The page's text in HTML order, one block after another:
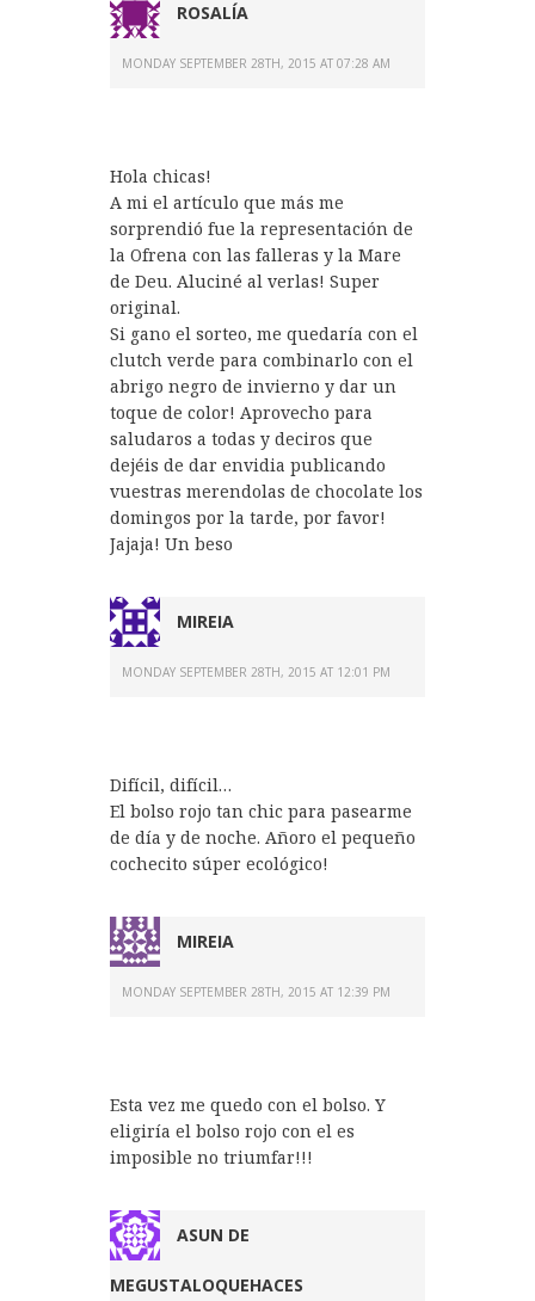
ROSALÍA
MONDAY SEPTEMBER 28TH, 2015 AT 07:28 AM
Hola chicas!
A mi el artículo que más me
sorprendió fue la representación de
la Ofrena con las falleras y la Mare
de Deu. Aluciné al verlas! Super
original.
Si gano el sorteo, me quedaría con el
clutch verde para combinarlo con el
abrigo negro de invierno y dar un
toque de color! Aprovecho para
saludaros a todas y deciros que
dejéis de dar envidia publicando
vuestras merendolas de chocolate los
domingos por la tarde, por favor!
Jajaja! Un beso
MIREIA
MONDAY SEPTEMBER 28TH, 2015 AT 12:01 PM
Difícil, difícil…
El bolso rojo tan chic para pasearme
de día y de noche. Añoro el pequeño
cochecito súper ecológico!
MIREIA
MONDAY SEPTEMBER 28TH, 2015 AT 12:39 PM
Esta vez me quedo con el bolso. Y
eligiría el bolso rojo con el es
imposible no triumfar!!!
ASUN DE
MEGUSTALOQUEHACES